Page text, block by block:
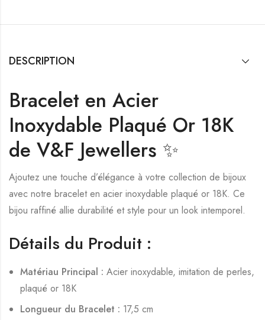
DESCRIPTION
Bracelet en Acier
Inoxydable Plaqué Or 18K
de V&F Jewellers ✨
Ajoutez une touche d’élégance à votre collection de bijoux
avec notre bracelet en acier inoxydable plaqué or 18K. Ce
bijou raffiné allie durabilité et style pour un look intemporel.
Détails du Produit :
Matériau Principal : Acier inoxydable, imitation de perles,
plaqué or 18K
Longueur du Bracelet : 17,5 cm